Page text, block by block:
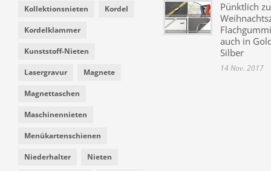
Kollektionsnieten Kordel
Kordelklammer
Kunststoff-Nieten
Lasergravur Magnete
Magnettaschen
Maschinennieten
Menükartenschienen
Niederhalter Nieten
Pünktlich
auch in
Silber
14 Nov. 2017